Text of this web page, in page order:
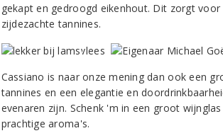
gekapt en gedroogd eikenhout. Dit zorgt
zijdezachte tannines.
Cassiano is naar onze mening dan ook een
tannines en een elegantie en
evenaren zijn. Schenk 'm in een groot
prachtige aroma's.